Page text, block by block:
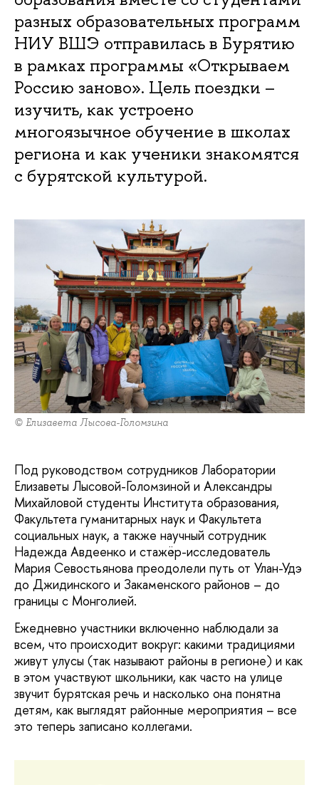
разных образовательных программ
НИУ ВШЭ отправилась в Бурятию
в рамках программы «Открываем
Россию заново». Цель поездки –
изучить, как устроено
многоязычное обучение в школах
региона и как ученики знакомятся
с бурятской культурой.
© Елизавета Лысова-Голомзина
Под руководством сотрудников Лаборатории
Елизаветы Лысовой-Голомзиной и Александры
Михайловой студенты Института образования,
Факультета гуманитарных наук и Факультета
социальных наук, а также научный сотрудник
Надежда Авдеенко и стажёр-исследователь
Мария Севостьянова преодолели путь от Улан-Удэ
до Джидинского и Закаменского районов – до
границы с Монголией.
Ежедневно участники включенно наблюдали за
всем, что происходит вокруг: какими традициями
живут улусы (так называют районы в регионе) и как
в этом участвуют школьники, как часто на улице
звучит бурятская речь и насколько она понятна
детям, как выглядят районные мероприятия – все
это теперь записано коллегами.